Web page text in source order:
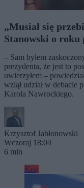
„Musiał się
Stanowski o roku
– Sam byłem
prezydenta, że jest to
uwierzyłem –
wziął udział w debacie
Karola Nawrockiego.
Krzysztof Jabłonowski
Wczoraj 18:04
6 min
Kraj